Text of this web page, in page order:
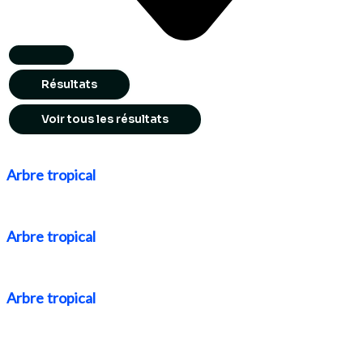
Résultats
Voir tous les résultats
Arbre tropical
Arbre tropical
Arbre tropical